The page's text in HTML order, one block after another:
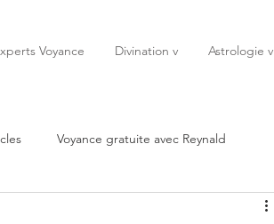
Voyance Divination v Astrologie v
Voyance gratuite avec Reynald